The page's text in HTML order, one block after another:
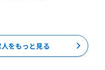
をもっと見る